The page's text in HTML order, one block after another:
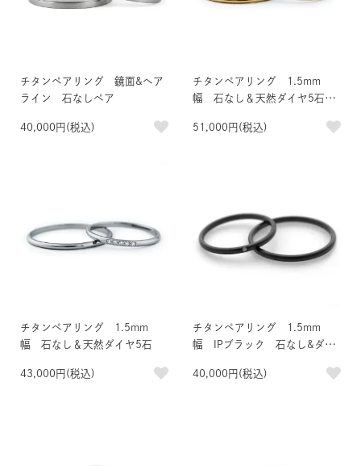
チタンペアリング 鏡面&ヘア
ライン 石なしペア
40,000円(税込)
チタンペアリング 1.5mm
幅 石なし＆天然ダイヤ5石 I
51,000円(税込)
チタンペアリング 1.5mm
幅 石なし＆天然ダイヤ5石
43,000円(税込)
チタンペアリング 1.5mm
幅 IPブラック 石なし&ダイ
40,000円(税込)